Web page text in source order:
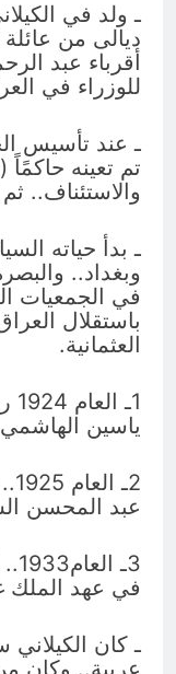
ـ ولد في
ديالى من
أقرباء عبد
للوزراء في
تم تعينه
والاستئناف..
ـ بدأ حياته
وبغداد..
في الجمعيات
باستقلال
العثمانية.
ياسين
عبد المحسن
في عهد الملك
ـ كان
عربية.. وكان